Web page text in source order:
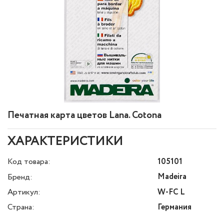
Печатная карта цветов Lana. Cotona
ХАРАКТЕРИСТИКИ
Код товара:
105101
Бренд:
Madeira
Артикул:
W-FC L
Страна:
Германия